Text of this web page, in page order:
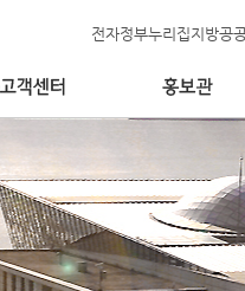
전자정부누리집지방공